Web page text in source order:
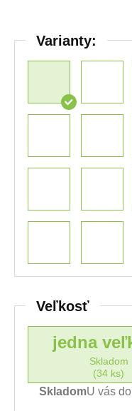
Varianty:
Veľkosť
jedna
Skladom
(34 ks)
SkladomU vás